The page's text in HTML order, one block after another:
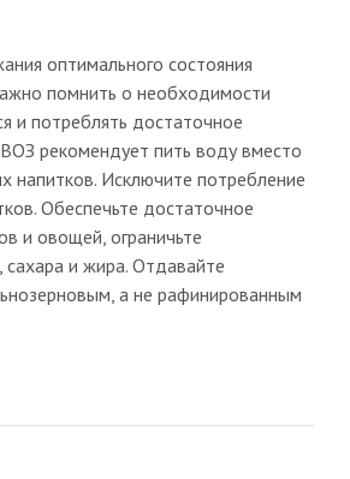
оптимального состояния
помнить о необходимости
и потреблять достаточное
рекомендует пить воду вместо
напитков. Исключите потребление
Обеспечьте достаточное
и овощей, ограничьте
сахара и жира. Отдавайте
а не рафинированным